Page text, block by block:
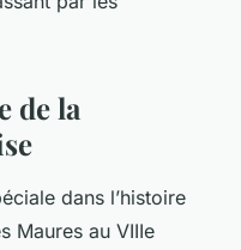
de la
dans l’histoire
Maures au VIIIe